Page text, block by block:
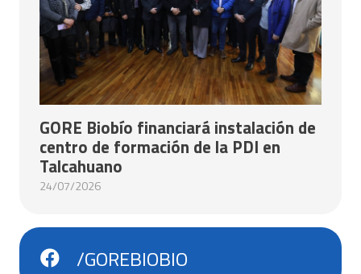
GORE Biobío financiará instalación de
centro de formación de la PDI en
Talcahuano
24/07/2026
/GOREBIOBIO